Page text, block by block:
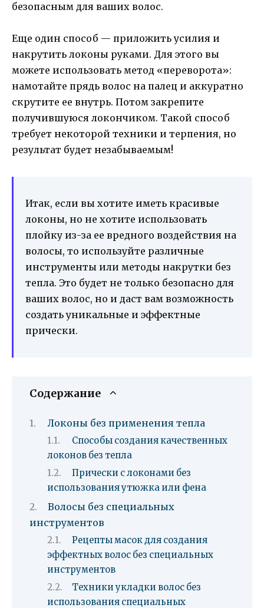
безопасным для ваших волос.
Еще один способ — приложить усилия и
накрутить локоны руками. Для этого вы
можете использовать метод «переворота»:
намотайте прядь волос на палец и аккуратно
скрутите ее внутрь. Потом закрепите
получившуюся локончиком. Такой способ
требует некоторой техники и терпения, но
результат будет незабываемым!
Итак, если вы хотите иметь красивые
локоны, но не хотите использовать
плойку из-за ее вредного воздействия на
волосы, то используйте различные
инструменты или методы накрутки без
тепла. Это будет не только безопасно для
ваших волос, но и даст вам возможность
создать уникальные и эффектные
прически.
Содержание
Локоны без применения тепла
Способы создания качественных
локонов без тепла
Прически с локонами без
использования утюжка или фена
Волосы без специальных
инструментов
Рецепты масок для создания
эффектных волос без специальных
инструментов
Техники укладки волос без
использования специальных